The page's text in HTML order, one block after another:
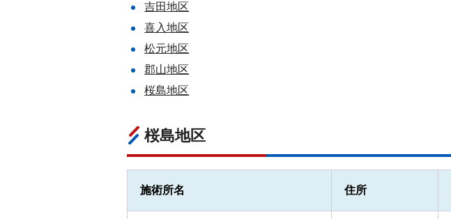
吉田地区
喜入地区
松元地区
郡山地区
桜島地区
桜島地区
施術所名 住所